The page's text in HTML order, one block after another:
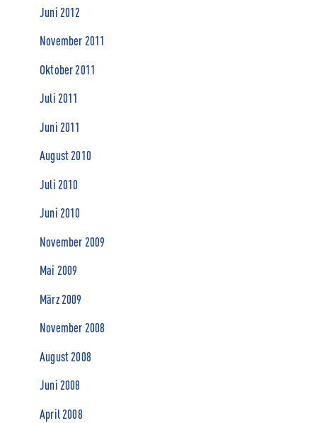
Juni 2012
November 2011
Oktober 2011
Juli 2011
Juni 2011
August 2010
Juli 2010
Juni 2010
November 2009
Mai 2009
März 2009
November 2008
August 2008
Juni 2008
April 2008